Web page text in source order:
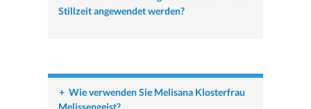
Stillzeit angewendet werden?
+ Wie verwenden Sie Melisana Klosterfrau
Melissengeist?